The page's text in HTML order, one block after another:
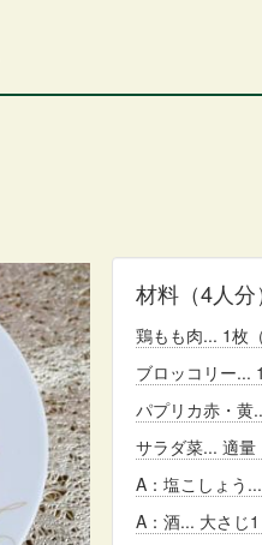
材料 （4人分
鶏もも肉
1枚
ブロッコリー
パプリカ赤・黄
サラダ菜
適量
A：塩こしょう
A：酒
大さじ1